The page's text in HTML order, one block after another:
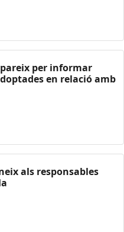
per informar
en relació amb
als responsables